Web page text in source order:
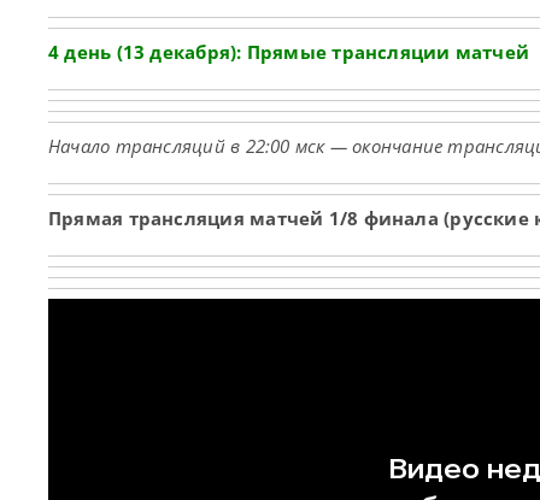
4 день (13 декабря): Прямые трансляции матчей
Начало трансляций в 22:00 мск — окончание
Прямая трансляция матчей 1/8 финала